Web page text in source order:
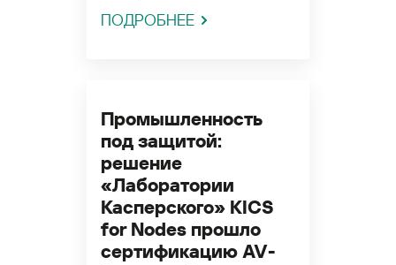
ПОДРОБНЕЕ
Промышленность
под защитой:
решение
«Лаборатории
Касперского» KICS
for Nodes прошло
сертификацию AV-